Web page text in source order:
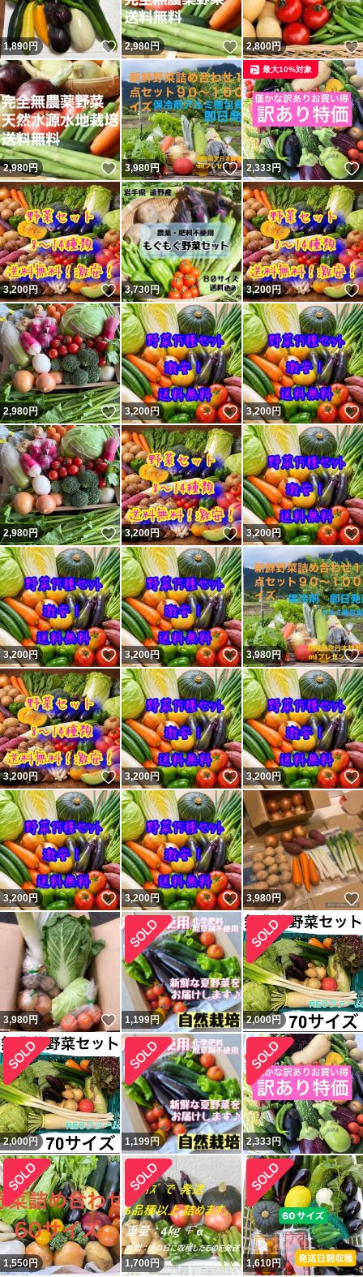
1,890円 いいね！
2,980円 いいね！
2,800円
2,980円 いいね！
3,980円 いいね！
2,333円
最大10%対象
3,200円 いいね！
3,730円 いいね！
3,200円
2,980円 いいね！
3,200円 いいね！
3,200円
2,980円 いいね！
3,200円 いいね！
3,200円
3,200円 いいね！
3,200円 いいね！
3,980円
3,200円 いいね！
3,200円 いいね！
3,200円
3,200円 いいね！
3,200円 いいね！
3,980円
3,980円 いいね！
1,199円 2,000 円
2,000 円 1,199円 2,333円
1,550円 1,700円 1,610円